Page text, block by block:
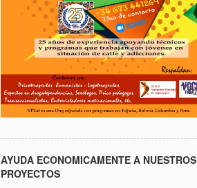
AYUDA ECONOMICAMENTE A NUESTROS
PROYECTOS